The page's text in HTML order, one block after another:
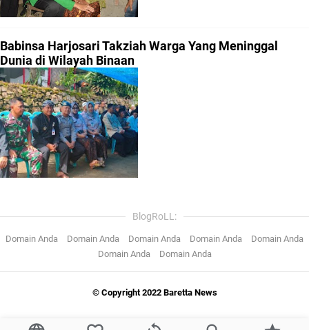
Babinsa Harjosari Takziah Warga Yang Meninggal
Dunia di Wilayah Binaan
BlogRoLL:
Domain Anda Domain Anda Domain Anda Domain Anda
Domain Anda
Domain Anda
Domain Anda
© Copyright 2022 Baretta News